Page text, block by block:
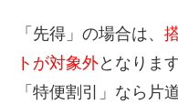
「先得」の場合は、
トが対象外となります
「特便割引」なら片